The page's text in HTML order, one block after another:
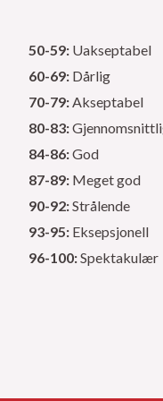
50-59: Uakseptabel
60-69: Dårlig
70-79:Akseptabel
80-83:
84-86:God
87-89: Meget god
90-92:Strålende
93-95: Eksepsjonell
96-100:Spektakulær